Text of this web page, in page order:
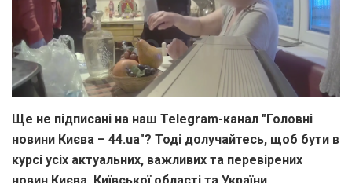
Ще не підписані на наш Telegram-канал "Головні
новини Києва – 44.ua"? Тоді долучайтесь, щоб бути в
курсі усіх актуальних, важливих та перевірених
новин Києва, Київської області та України.